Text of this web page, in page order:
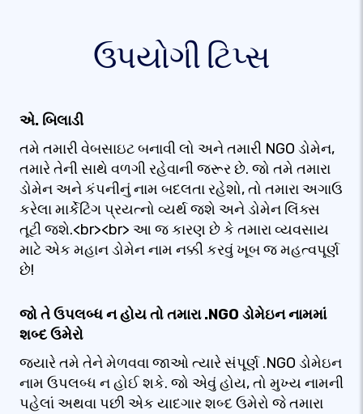
ઉપયોગી ટિપ્સ
એ. બિલાડી
તમે તમારી વેબસાઇટ બનાવી લો અને તમારી NGO ડોમેન,
તમારે તેની સાથે વળગી રહેવાની જરૂર છે. જો તમે તમારા
ડોમેન અને કંપનીનું નામ બદલતા રહેશો, તો તમારા અગાઉ
કરેલા માર્કેટિંગ પ્રયત્નો વ્યર્થ જશે અને ડોમેન લિંક્સ
તૂટી જશે.<br><br> આ જ કારણ છે કે તમારા વ્યવસાય
માટે એક મહાન ડોમેન નામ નક્કી કરવું ખૂબ જ મહત્વપૂર્ણ
છે!
જો તે ઉપલબ્ધ ન હોય તો તમારા .NGO ડોમેઇન નામમાં
શબ્દ ઉમેરો
જ્યારે તમે તેને મેળવવા જાઓ ત્યારે સંપૂર્ણ .NGO ડોમેઇન
નામ ઉપલબ્ધ ન હોઈ શકે. જો એવું હોય, તો મુખ્ય નામની
પહેલાં અથવા પછી એક યાદગાર શબ્દ ઉમેરો જે તમારા